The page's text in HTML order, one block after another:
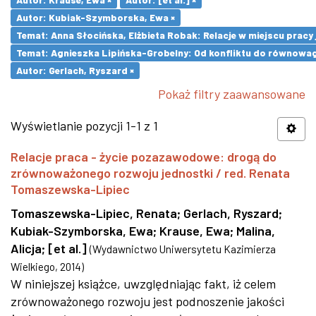
Autor: Kubiak-Szymborska, Ewa ×
Temat: Anna Słocińska, Elżbieta Robak: Relacje w miejscu
Temat: Agnieszka Lipińska-Grobelny: Od konfliktu do
Autor: Gerlach, Ryszard ×
Pokaż filtry zaawansowane
Wyświetlanie pozycji 1-1 z 1
Relacje praca - życie pozazawodowe: drogą do
zrównoważonego rozwoju jednostki / red. Renata
Tomaszewska-Lipiec
Tomaszewska-Lipiec, Renata; Gerlach, Ryszard;
Kubiak-Szymborska, Ewa; Krause, Ewa; Malina,
Alicja; [et al.] (Wydawnictwo Uniwersytetu Kazimierza
Wielkiego, 2014)
W niniejszej książce, uwzględniając fakt, iż celem
zrównoważonego rozwoju jest podnoszenie jakości